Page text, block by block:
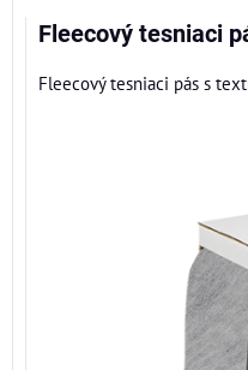
Fleecový tesniaci
Fleecový tesniaci pás s